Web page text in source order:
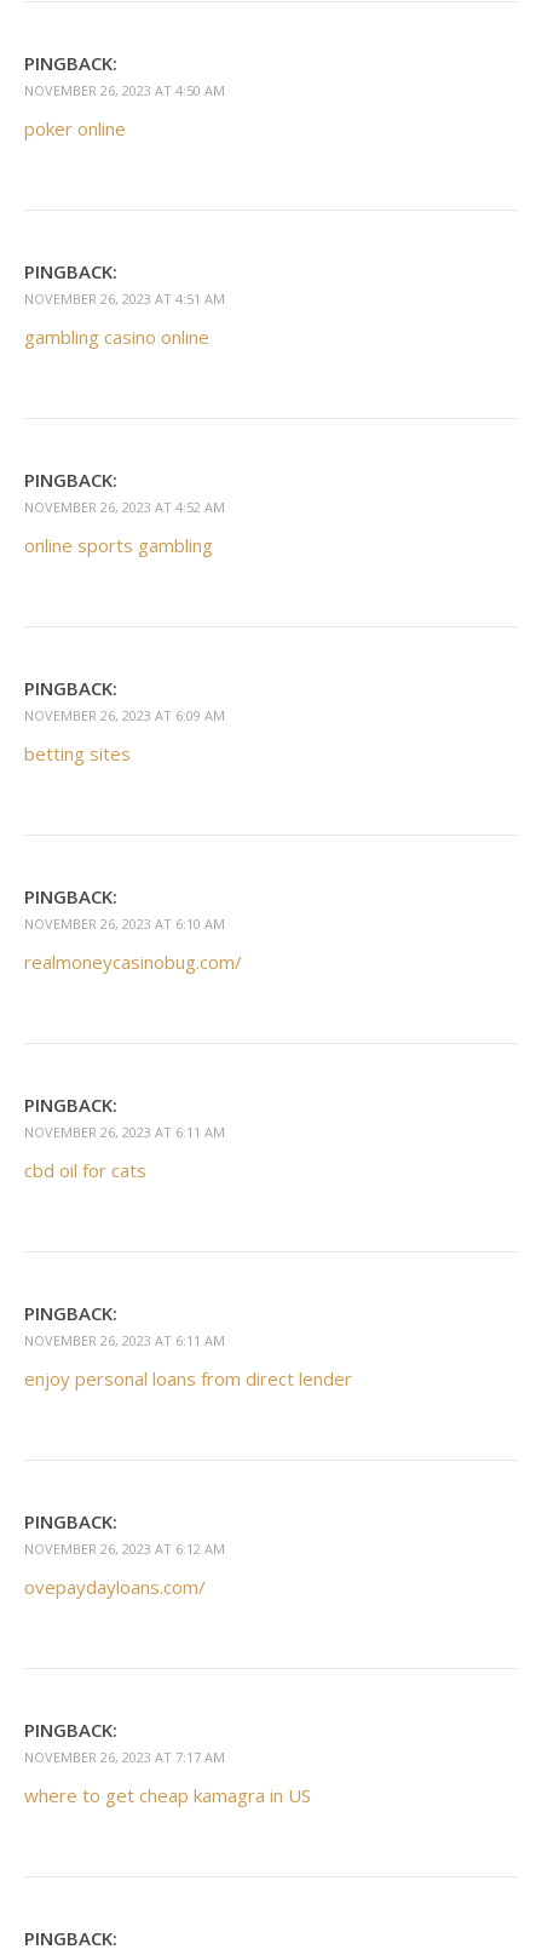
PINGBACK:
NOVEMBER 26, 2023 AT 4:50 AM
poker online
PINGBACK:
NOVEMBER 26, 2023 AT 4:51 AM
gambling casino online
PINGBACK:
NOVEMBER 26, 2023 AT 4:52 AM
online sports gambling
PINGBACK:
NOVEMBER 26, 2023 AT 6:09 AM
betting sites
PINGBACK:
NOVEMBER 26, 2023 AT 6:10 AM
realmoneycasinobug.com/
PINGBACK:
NOVEMBER 26, 2023 AT 6:11 AM
cbd oil for cats
PINGBACK:
NOVEMBER 26, 2023 AT 6:11 AM
enjoy personal loans from direct lender
PINGBACK:
NOVEMBER 26, 2023 AT 6:12 AM
ovepaydayloans.com/
PINGBACK:
NOVEMBER 26, 2023 AT 7:17 AM
where to get cheap kamagra in US
PINGBACK: